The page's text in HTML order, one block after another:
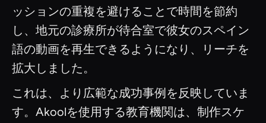
ッションの重複を避けることで時間を節約
し、地元の診療所が待合室で彼女のスペイン
語の動画を再生できるようになり、リーチを
拡大しました。
これは、より広範な成功事例を反映していま
す。Akoolを使用する教育機関は、制作スケ